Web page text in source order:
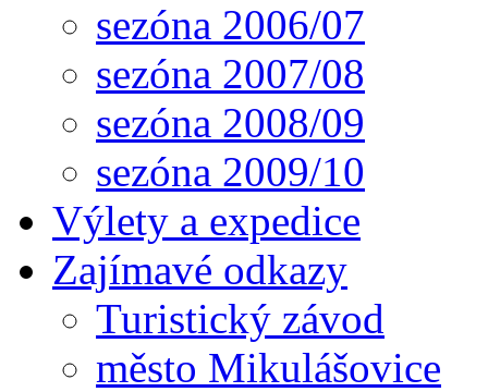
sezóna 2006/07
sezóna 2007/08
sezóna 2008/09
sezóna 2009/10
Výlety a expedice
Zajímavé odkazy
Turistický závod
město Mikulášovice